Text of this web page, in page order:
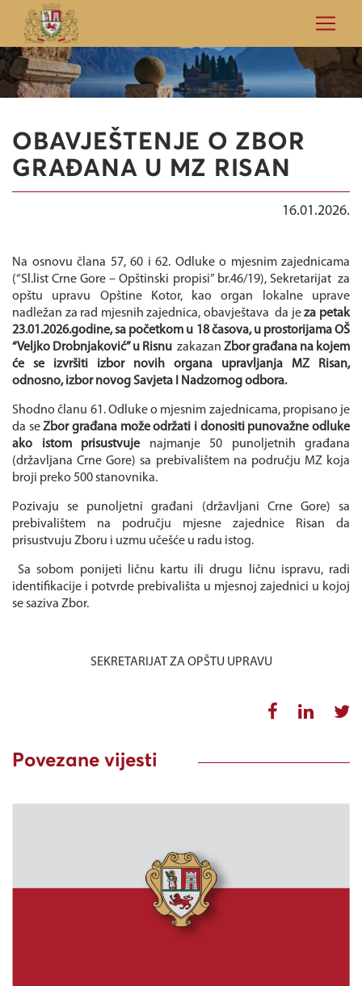
OBAVJEŠTENJE O ZBOR
GRAĐANA U MZ RISAN
16.01.2026.
Na osnovu člana 57, 60 i 62. Odluke o mjesnim zajednicama
(“Sl.list Crne Gore – Opštinski propisi” br.46/19), Sekretarijat za
opštu upravu Opštine Kotor, kao organ lokalne uprave
nadležan za rad mjesnih zajednica, obavještava da jeza petak
23.01.2026.godine, sa početkom u 18 časova, u prostorijama OŠ
“Veljko Drobnjaković” u Risnu zakazan Zbor građana na kojem
će se izvršiti izbor novih organa upravljanja MZ Risan,
odnosno, izbor novog Savjeta I Nadzornog odbora.
Shodno članu 61. Odluke o mjesnim zajednicama, propisano je
da seZbor građana može održati i donositi punovažne odluke
ako istom prisustvuje najmanje 50 punoljetnih građana
(državljana Crne Gore) sa prebivalištem na području MZ koja
broji preko 500 stanovnika.
Pozivaju se punoljetni građani (državljani Crne Gore) sa
prebivalištem na području mjesne zajednice Risan da
prisustvuju Zboru i uzmu učešće u radu istog.
Sa sobom ponijeti ličnu kartu ili drugu ličnu ispravu, radi
identifikacije i potvrde prebivališta u mjesnoj zajednici u kojoj
se saziva Zbor.
SEKRETARIJAT ZA OPŠTU UPRAVU
Povezane vijesti